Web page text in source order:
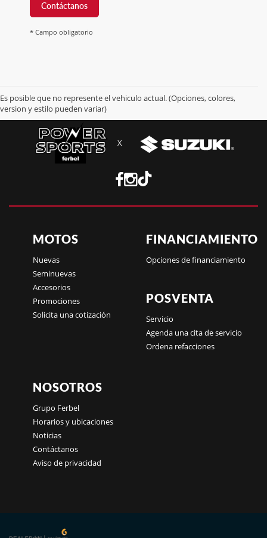
Contáctanos
* Campo obligatorio
Es posible que no represente el vehiculo actual. (Opciones, colores,
version y estilo pueden variar)
X
MOTOS
Nuevas
Seminuevas
Accesorios
Promociones
Solicita una cotización
FINANCIAMIENTO
Opciones de financiamiento
POSVENTA
Servicio
Agenda una cita de servicio
Ordena refacciones
NOSOTROS
Grupo Ferbel
Horarios y ubicaciones
Noticias
Contáctanos
Aviso de privacidad